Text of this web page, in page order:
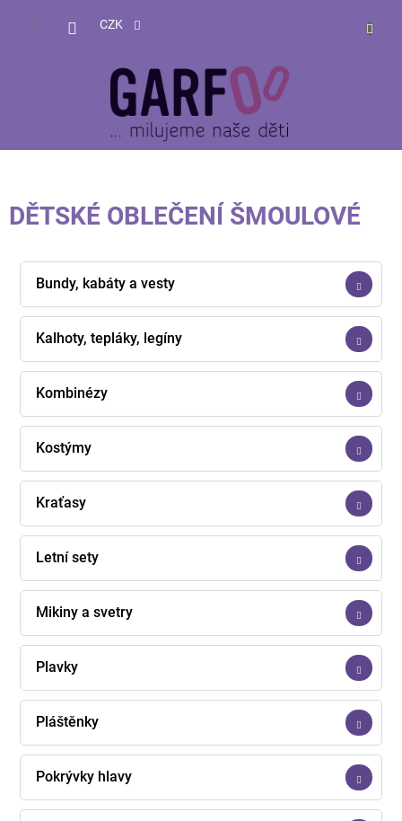
CZK
DĚTSKÉ OBLEČENÍ ŠMOULOVÉ
Bundy, kabáty a vesty
Kalhoty, tepláky, legíny
Kombinézy
Kostýmy
Kraťasy
Letní sety
Mikiny a svetry
Plavky
Pláštěnky
Pokrývky hlavy